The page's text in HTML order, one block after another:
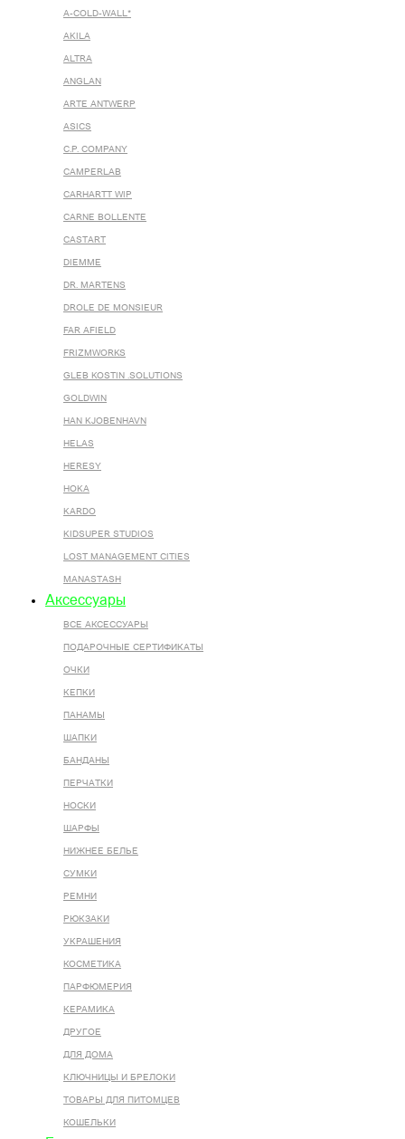
A-COLD-WALL*
AKILA
ALTRA
ANGLAN
ARTE ANTWERP
ASICS
C.P. COMPANY
CAMPERLAB
CARHARTT WIP
CARNE BOLLENTE
CASTART
DIEMME
DR. MARTENS
DROLE DE MONSIEUR
FAR AFIELD
FRIZMWORKS
GLEB KOSTIN .SOLUTIONS
GOLDWIN
HAN KJOBENHAVN
HELAS
HERESY
HOKA
KARDO
KIDSUPER STUDIOS
LOST MANAGEMENT CITIES
MANASTASH
Аксессуары
ВСЕ AКСЕССУАРЫ
ПОДАРОЧНЫЕ СЕРТИФИКАТЫ
ОЧКИ
КЕПКИ
ПАНАМЫ
ШАПКИ
БАНДАНЫ
ПЕРЧАТКИ
НОСКИ
ШАРФЫ
НИЖНЕЕ БЕЛЬЕ
СУМКИ
РЕМНИ
РЮКЗАКИ
УКРАШЕНИЯ
КОСМЕТИКА
ПАРФЮМЕРИЯ
КЕРАМИКА
ДРУГОЕ
ДЛЯ ДОМА
КЛЮЧНИЦЫ И БРЕЛОКИ
ТОВАРЫ ДЛЯ ПИТОМЦЕВ
КОШЕЛЬКИ